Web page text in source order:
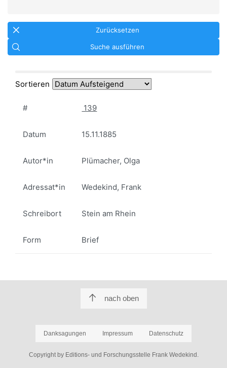
Zurücksetzen
Suche ausführen
Sortieren
# 139
Datum 15.11.1885
Autor*in Plümacher, Olga
Adressat*in Wedekind, Frank
Schreibort Stein am Rhein
Form Brief
nach oben
Danksagungen Impressum Datenschutz
Copyright by Editions- und Forschungsstelle Frank Wedekind.